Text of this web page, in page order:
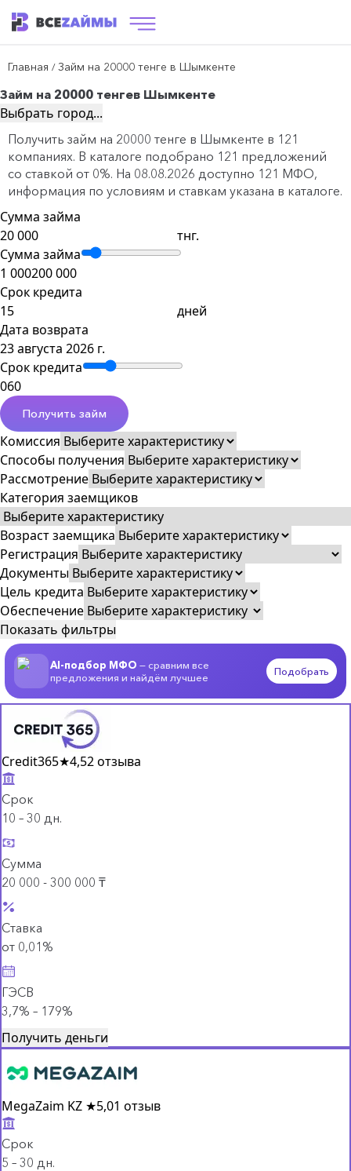
Главная / Займ на 20000 тенге в Шымкенте
Займ на 20000 тенгев Шымкенте
Выбрать город...
Получить займ на 20000 тенге в Шымкенте в 121
компаниях. В каталоге подобрано 121 предложений
со ставкой от 0%. На 08.08.2026 доступно 121 МФО,
информация по условиям и ставкам указана в каталоге.
Сумма займа
тнг.
Сумма займа
1 000200 000
Срок кредита
дней
Дата возврата
23 августа 2026 г.
Срок кредита
060
Получить займ
Комиссия
Способы получения
Рассмотрение
Категория заемщиков
Возраст заемщика
Регистрация
Документы
Цель кредита
Обеспечение
Показать фильтры
AI-подбор МФО — сравним все
предложения и найдём лучшее
Подобрать
Credit365★4,52 отзыва
Срок
10 – 30 дн.
Сумма
20 000 - 300 000 ₸
Ставка
от 0,01%
ГЭСВ
3,7% – 179%
Получить деньги
MegaZaim KZ ★5,01 отзыв
Срок
5 – 30 дн.